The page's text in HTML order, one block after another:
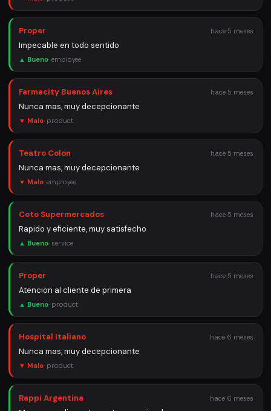
Proper hace 5 meses
Impecable en todo sentido
▲ Bueno· employee
Farmacity Buenos Aires hace 5 meses
Nunca mas, muy decepcionante
▼ Malo· product
Teatro Colon hace 5 meses
Nunca mas, muy decepcionante
▼ Malo· employee
Coto Supermercados hace 5 meses
Rapido y eficiente, muy satisfecho
▲ Bueno· service
Proper hace 5 meses
Atencion al cliente de primera
▲ Bueno· product
Hospital Italiano hace 6 meses
Nunca mas, muy decepcionante
▼ Malo· product
Rappi Argentina hace 6 meses